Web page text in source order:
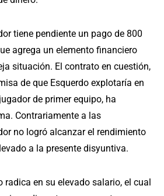
tiene pendiente un pago de 800
agrega un elemento financiero
situación. El contrato en cuestión,
de que Esquerdo explotaría en
de primer equipo, ha
Contrariamente a las
no logró alcanzar el rendimiento
a la presente disyuntiva.
en su elevado salario, el cual